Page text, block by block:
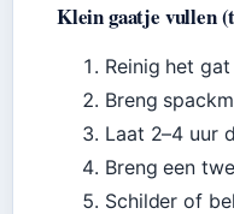
Klein gaatje vullen
Reinig het
Breng
Laat 2–4 uur
Breng een
Schilder of